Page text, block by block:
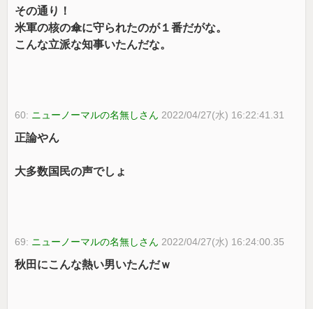
その通り！
米軍の核の傘に守られたのが１番だがな。
こんな立派な知事いたんだな。
60: ニューノーマルの名無しさん 2022/04/27(水) 16:22:41.31
正論やん
大多数国民の声でしょ
69: ニューノーマルの名無しさん 2022/04/27(水) 16:24:00.35
秋田にこんな熱い男いたんだｗ